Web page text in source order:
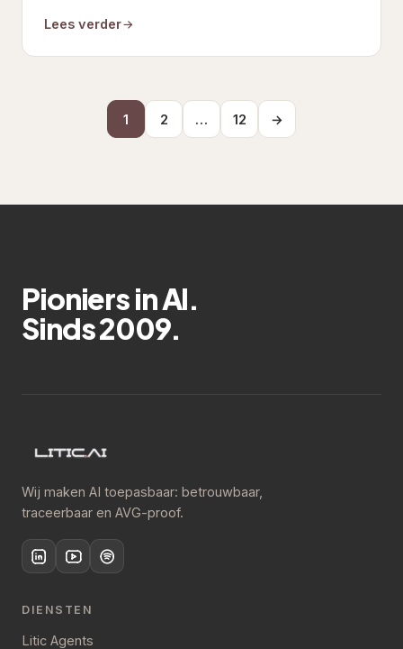
Lees verder
1 2 … 12 →
Pioniers in AI.
Sinds 2009.
Wij maken AI toepasbaar: betrouwbaar,
traceerbaar en AVG-proof.
DIENSTEN
Litic Agents